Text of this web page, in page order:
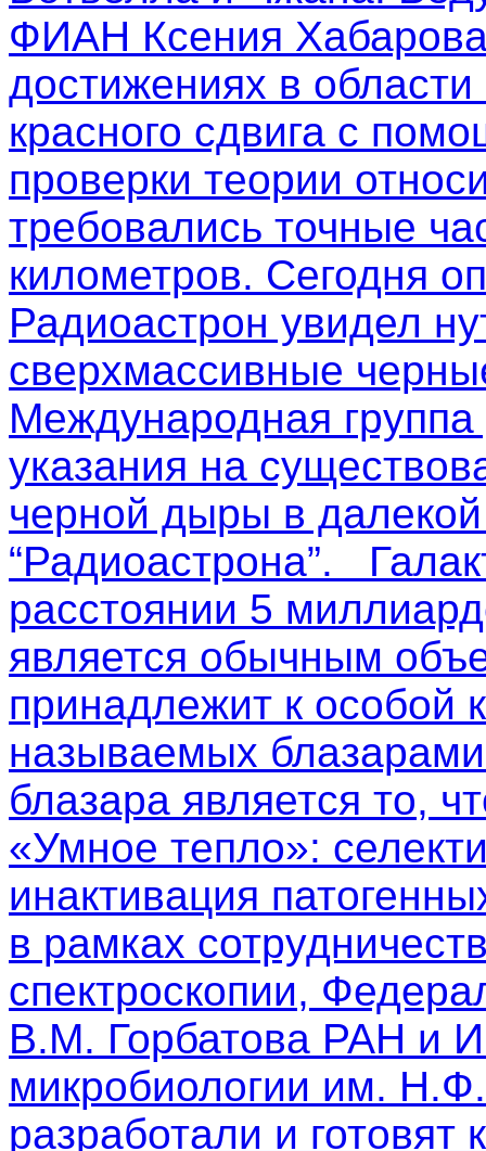
ФИАН Ксения
достижениях в
красного сдвига с
проверки теории
требовались точные
километров. Сегодня
Радиоастрон увидел
сверхмассивные
Международная
указания на
черной дыры в
“Радиоастрона”.
расстоянии 5
является обычным
принадлежит к особой
называемых
блазара является то,
«Умное тепло»:
инактивация
в рамках
спектроскопии,
В.М. Горбатова РАН и
микробиологии им.
разработали и готовят